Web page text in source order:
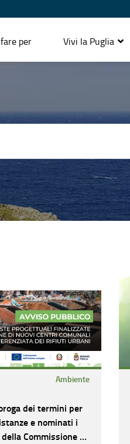
per Vivi la Puglia
Ambiente
dei termini per
e nominati i
Commissione di